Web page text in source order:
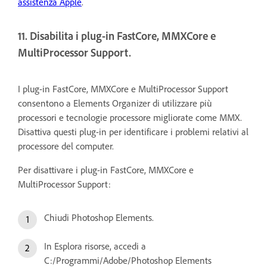
11. Disabilita i plug-in FastCore, MMXCore e
MultiProcessor Support.
I plug-in FastCore, MMXCore e MultiProcessor Support
consentono a Elements Organizer di utilizzare più
processori e tecnologie processore migliorate come MMX.
Disattiva questi plug-in per identificare i problemi relativi al
processore del computer.
Per disattivare i plug-in FastCore, MMXCore e
MultiProcessor Support:
Chiudi Photoshop Elements.
In Esplora risorse, accedi a
C:/Programmi/Adobe/Photoshop Elements